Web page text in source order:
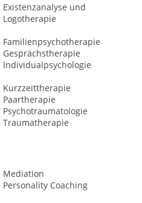
Existenzanalyse und
Logotherapie
Familienpsychotherapie
Gesprächstherapie
Individualpsychologie
Kurzzeittherapie
Paartherapie
Psychotraumatologie
Traumatherapie
Mediation
Personality Coaching